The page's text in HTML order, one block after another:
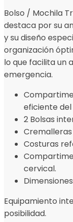
Bolso / Mochila
destaca por su
y su diseño
organización
lo que facilita un
emergencia.
eficiente
2 Bolsas
Costuras
cervical.
Equipamiento
posibilidad.